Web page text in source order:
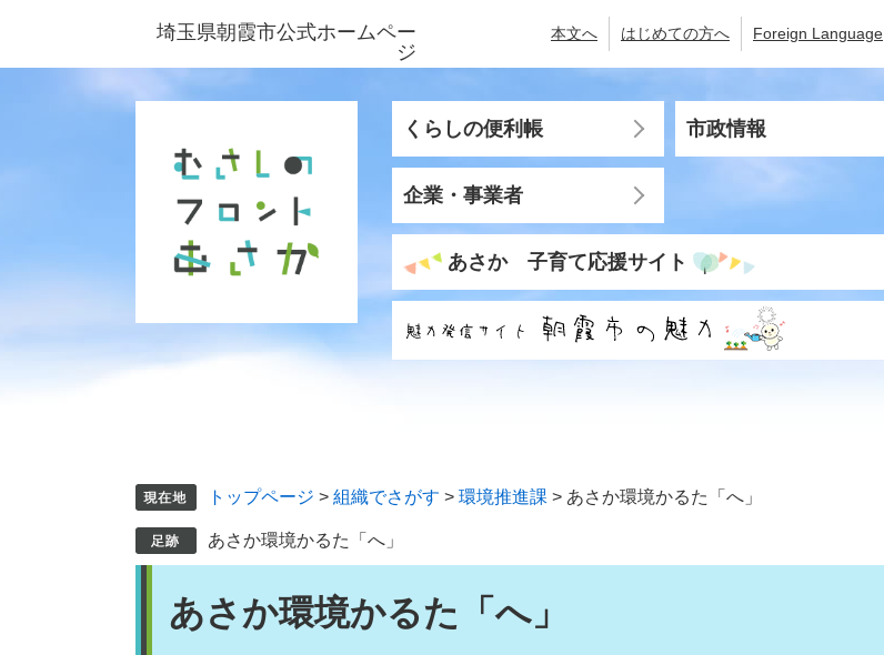
ジ
ュ
埼玉県朝霞市公式ホームペー
ジ
本文へ はじめての方へ Foreign Language
くらしの便利帳 市政情報
企業・事業者
あさか 子育て応援サイト
トップページ > 組織でさがす > 環境推進課 > あさか環境かるた「へ」
あさか環境かるた「へ」
あさか環境かるた「へ」